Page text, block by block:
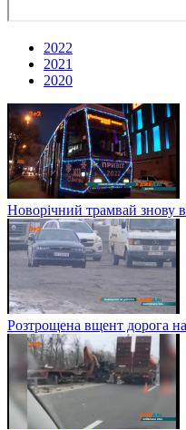
2022
2021
2020
Новорічний трамвай знову
Розтрощена вщент дорога